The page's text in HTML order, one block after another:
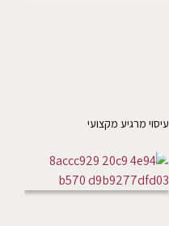
עיסוי מרגיע מקצועי